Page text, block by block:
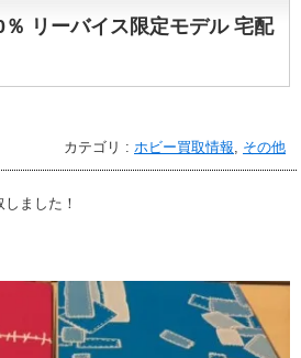
リーバイス限定モデル 宅配
カテゴリ : ホビー買取情報, その他
ました！